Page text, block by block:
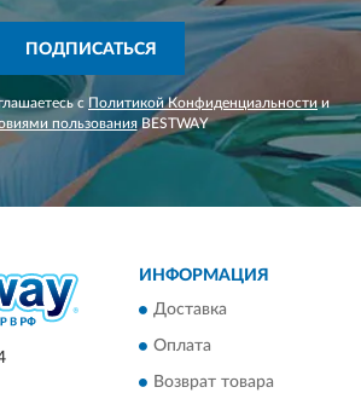
ПОДПИСАТЬСЯ
с Политикой Конфиденциальности и
пользованияBESTWAY
ИНФОРМАЦИЯ
Доставка
Оплата
Возврат товара